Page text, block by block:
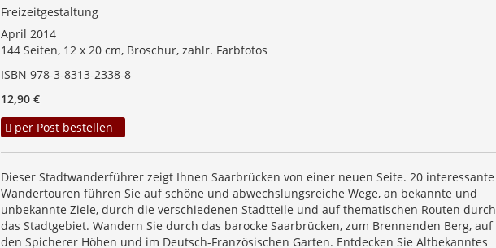
Freizeitgestaltung
April 2014
144 Seiten, 12 x 20 cm, Broschur, zahlr. Farbfotos
ISBN 978-3-8313-2338-8
12,90 €
per Post bestellen
Dieser Stadtwanderführer zeigt Ihnen Saarbrücken von einer neuen Seite. 20 interessante
Wandertouren führen Sie auf schöne und abwechslungsreiche Wege, an bekannte und
unbekannte Ziele, durch die verschiedenen Stadtteile und auf thematischen Routen durch
das Stadtgebiet. Wandern Sie durch das barocke Saarbrücken, zum Brennenden Berg, auf
den Spicherer Höhen und im Deutsch-Französischen Garten. Entdecken Sie Altbekanntes